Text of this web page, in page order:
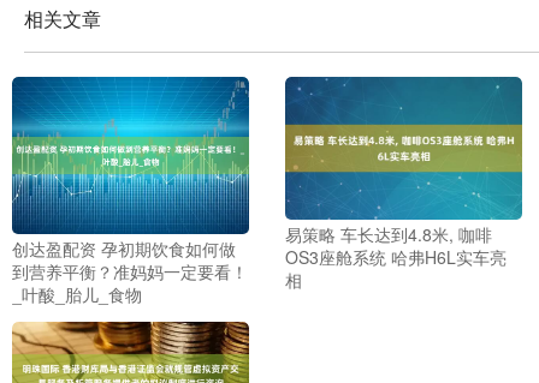
相关文章
创达盈配资 孕初期饮食如何做
到营养平衡？准妈妈一定要看！
_叶酸_胎儿_食物
易策略 车长达到4.8米, 咖啡
OS3座舱系统 哈弗H6L实车亮
相